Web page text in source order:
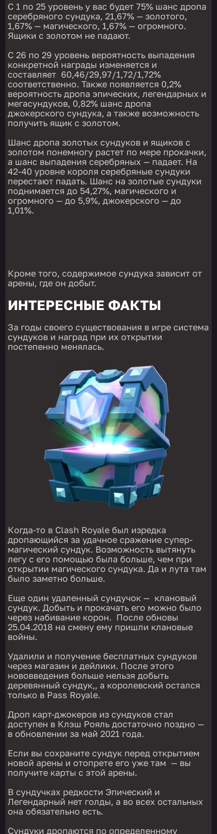
С 1 по 25 уровень у вас будет 75% шанс дропа
серебряного сундука, 21,67% — золотого,
1,67% — магического, 1,67% — огромного.
Ящики с золотом не падают.
С 26 по 29 уровень вероятность выпадения
конкретной награды изменяется и
составляет 60,46/29,97/1,72/1,72%
соответственно. Также появляется 0,2%
вероятность дропа эпических, легендарных и
мегасундуков, 0,82% шанс дропа
джокерского сундука, а также возможность
получить ящик с золотом.
Шанс дропа золотых сундуков и ящиков с
золотом понемногу растет по мере прокачки,
а шанс выпадения серебряных — падает. На
42-40 уровне короля серебряные сундуки
перестают падать. Шанс на золотые сундуки
поднимается до 54,27%, магического и
огромного — до 5,9%, джокерского — до
1,01%.
Кроме того, содержимое сундука зависит от
арены, где он добыт.
ИНТЕРЕСНЫЕ ФАКТЫ
За годы своего существования в игре система
сундуков и наград при их открытии
постепенно менялась.
Когда-то в Clash Royale был изредка
дропающийся за удачное сражение супер-
магический сундук. Возможность вытянуть
легу с его помощью была больше, чем при
открытии магического сундука. Да и лута там
было заметно больше.
Еще один удаленный сундучок — клановый
сундук. Добыть и прокачать его можно было
через набивание корон. После обновы
25.04.2018 на смену ему пришли клановые
войны.
Удалили и получение бесплатных сундуков
через магазин и дейлики. После этого
нововведения больше нельзя добыть
деревянный сундук,, а королевский остался
только в Pass Royale.
Дроп карт-джокеров из сундуков стал
доступен в Клэш Рояль достаточно поздно —
в обновлении за май 2021 года.
Если вы сохраните сундук перед открытием
новой арены и отопрете его уже там — вы
получите карты с этой арены.
В сундучках редкости Эпический и
Легендарный нет голды, а во всех остальных
она обязательно есть.
Сундуки дропаются по определенному